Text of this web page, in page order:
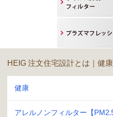
HEIG 注文住宅設計とは｜健康
健康
アレルノンフィルター【